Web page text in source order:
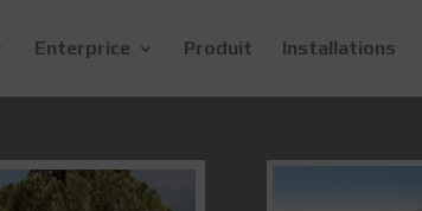
Enterprice Produit Installations